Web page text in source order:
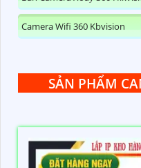
Camera Wifi 360 Kbvision
SẢN PHẨM